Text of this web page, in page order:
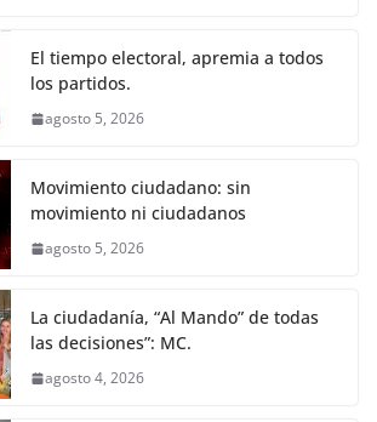
s
A
p
e
n
er
gr p
El tiempo electoral, apremia a todos
los partidos.
agosto 5, 2026
Movimiento ciudadano: sin
movimiento ni ciudadanos
agosto 5, 2026
La ciudadanía, “Al Mando” de todas
las decisiones”: MC.
agosto 4, 2026